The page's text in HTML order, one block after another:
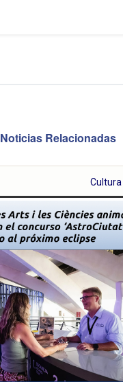
Noticias Relacionadas